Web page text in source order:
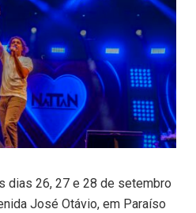
dias 26, 27 e 28 de setembro
José Otávio, em Paraíso